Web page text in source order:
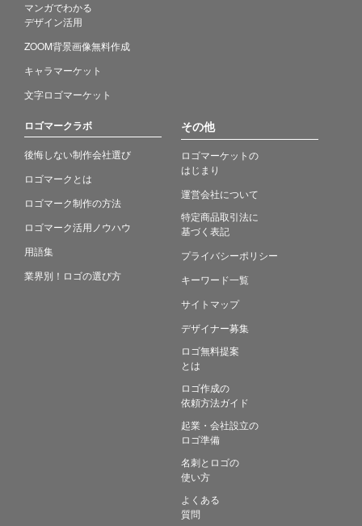
マンガでわかる
デザイン活用
ZOOM背景画像無料作成
キャラマーケット
文字ロゴマーケット
ロゴマークラボ
後悔しない制作会社選び
ロゴマークとは
ロゴマーク制作の方法
ロゴマーク活用ノウハウ
用語集
業界別！ロゴの選び方
その他
ロゴマーケットの
はじまり
運営会社について
特定商品取引法に
基づく表記
プライバシーポリシー
キーワード一覧
サイトマップ
デザイナー募集
ロゴ無料提案
とは
ロゴ作成の
依頼方法ガイド
起業・会社設立の
ロゴ準備
名刺とロゴの
使い方
よくある
質問